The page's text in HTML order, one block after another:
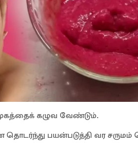
கழுவ வேண்டும்.
தொடர்ந்து பயன்படுத்தி வர